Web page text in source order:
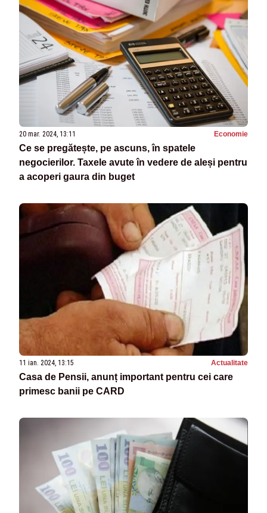
20 mar. 2024, 13:11 Economie
Ce se pregătește, pe ascuns, în spatele
negocierilor. Taxele avute în vedere de aleși pentru
a acoperi gaura din buget
11 ian. 2024, 13:15 Actualitate
Casa de Pensii, anunț important pentru cei care
primesc banii pe CARD